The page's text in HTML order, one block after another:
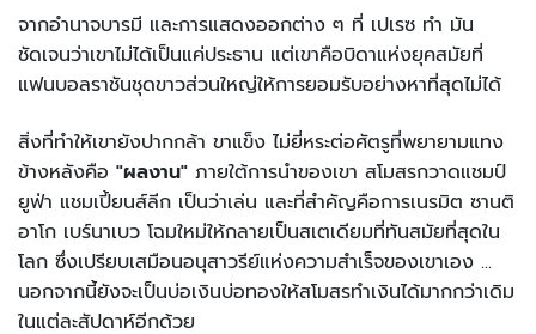
จากอำนาจบารมี และการแสดงออกต่าง ๆ ที่ เปเรซ ทำ มัน
ชัดเจนว่าเขาไม่ได้เป็นแค่ประธาน แต่เขาคือบิดาแห่งยุคสมัยที่
แฟนบอลราชันชุดขาวส่วนใหญ่ให้การยอมรับอย่างหาที่สุดไม่ได้
สิ่งที่ทำให้เขายังปากกล้า ขาแข็ง ไม่ยี่หระต่อศัตรูที่พยายามแทง
ข้างหลังคือ "ผลงาน" ภายใต้การนำของเขา สโมสรกวาดแชมป์
ยูฟ่า แชมเปี้ยนส์ลีก เป็นว่าเล่น และที่สำคัญคือการเนรมิต ซานติ
อาโก เบร์นาเบว โฉมใหม่ให้กลายเป็นสเตเดียมที่ทันสมัยที่สุดใน
โลก ซึ่งเปรียบเสมือนอนุสาวรีย์แห่งความสำเร็จของเขาเอง ...
นอกจากนี้ยังจะเป็นบ่อเงินบ่อทองให้สโมสรทำเงินได้มากกว่าเดิม
ในแต่ละสัปดาห์อีกด้วย